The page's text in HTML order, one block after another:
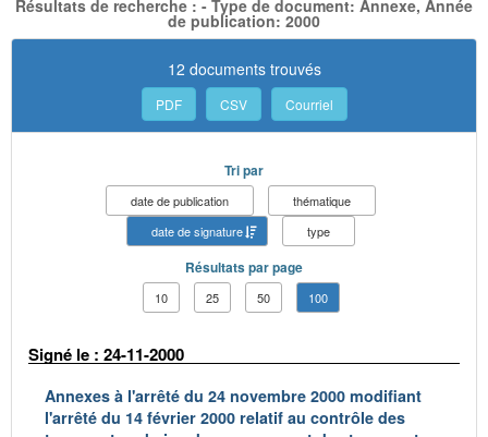
Résultats de recherche : - Type de document: Annexe, Année
de publication: 2000
12 documents trouvés
PDF CSV Courriel
Tri par
date de publication
thématique
date de signature
type
Résultats par page
10 25 50 100
Signé le : 24-11-2000
Annexes à l'arrêté du 24 novembre 2000 modifiant
l'arrêté du 14 février 2000 relatif au contrôle des